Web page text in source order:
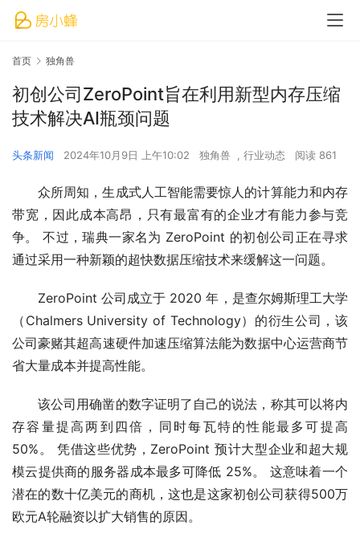
首页 独角兽
初创公司ZeroPoint旨在利用新型内存压缩
技术解决AI瓶颈问题
头条新闻 2024年10月9日 上午10:02 独角兽 , 行业动态 阅读 861
众所周知，生成式人工智能需要惊人的计算能力和内存
带宽，因此成本高昂，只有最富有的企业才有能力参与竞
争。 不过，瑞典一家名为 ZeroPoint 的初创公司正在寻求
通过采用一种新颖的超快数据压缩技术来缓解这一问题。
ZeroPoint 公司成立于 2020 年，是查尔姆斯理工大学
（Chalmers University of Technology）的衍生公司，该
公司豪赌其超高速硬件加速压缩算法能为数据中心运营商节
省大量成本并提高性能。
该公司用确凿的数字证明了自己的说法，称其可以将内
存容量提高两到四倍，同时每瓦特的性能最多可提高
50%。 凭借这些优势，ZeroPoint 预计大型企业和超大规
模云提供商的服务器成本最多可降低 25%。 这意味着一个
潜在的数十亿美元的商机，这也是这家初创公司获得500万
欧元A轮融资以扩大销售的原因。